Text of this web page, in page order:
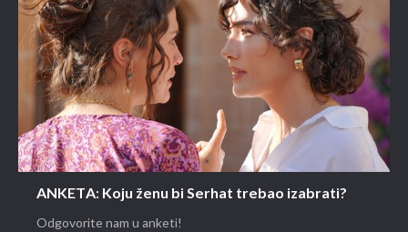
ANKETA: Koju ženu bi Serhat trebao izabrati?
Odgovorite nam u anketi!